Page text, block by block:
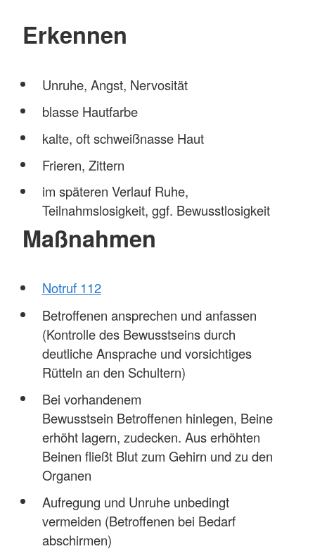
Erkennen
Unruhe, Angst, Nervosität
blasse Hautfarbe
kalte, oft schweißnasse Haut
Frieren, Zittern
im späteren Verlauf Ruhe,
Teilnahmslosigkeit, ggf. Bewusstlosigkeit
Maßnahmen
Notruf 112
Betroffenen ansprechen und anfassen
(Kontrolle des Bewusstseins durch
deutliche Ansprache und vorsichtiges
Rütteln an den Schultern)
Bei vorhandenem
Bewusstsein Betroffenen hinlegen, Beine
erhöht lagern, zudecken. Aus erhöhten
Beinen fließt Blut zum Gehirn und zu den
Organen
Aufregung und Unruhe unbedingt
vermeiden (Betroffenen bei Bedarf
abschirmen)